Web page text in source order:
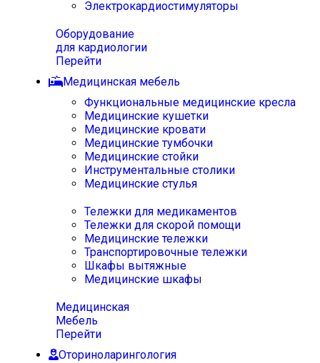
Электрокардиостимуляторы
Оборудование
для кардиологии
Перейти
Медицинская мебель
Функциональные медицинские кресла
Медицинские кушетки
Медицинские кровати
Медицинские тумбочки
Медицинские стойки
Инструментальные столики
Медицинские стулья
Тележки для медикаментов
Тележки для скорой помощи
Медицинские тележки
Транспортировочные тележки
Шкафы вытяжные
Медицинские шкафы
Медицинская
Мебель
Перейти
Оториноларингология